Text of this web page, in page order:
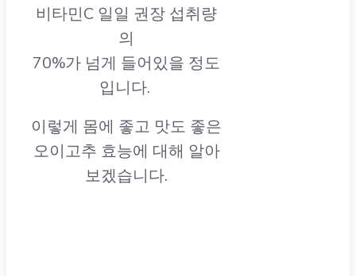
비타민C 일일 권장 섭취량
의
70%가 넘게 들어있을 정도
입니다.
이렇게 몸에 좋고 맛도 좋은
오이고추 효능에 대해 알아
보겠습니다.